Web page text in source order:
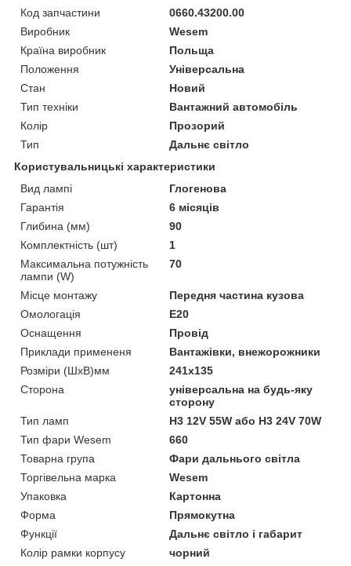
Код запчастини
0660.43200.00
Виробник
Wesem
Країна виробник
Польща
Положення
Універсальна
Стан
Новий
Тип техніки
Вантажний автомобіль
Колір
Прозорий
Тип
Дальнє світло
Користувальницькі характеристики
Вид лампі
Глогенова
Гарантія
6 місяців
Глибина (мм)
90
Комплектність (шт)
1
Максимальна потужність
лампи (W)
70
Місце монтажу
Передня частина кузова
Омологація
Е20
Оснащення
Провід
Приклади примененя
Вантажівки, внежорожники
Розміри (ШхВ)мм
241x135
Сторона
універсальна на будь-яку
сторону
Тип ламп
H3 12V 55W або H3 24V 70W
Тип фари Wesem
660
Товарна група
Фари дальнього світла
Торгівельна марка
Wesem
Упаковка
Картонна
Форма
Прямокутна
Функції
Дальнє світло і габарит
Колір рамки корпусу
чорний